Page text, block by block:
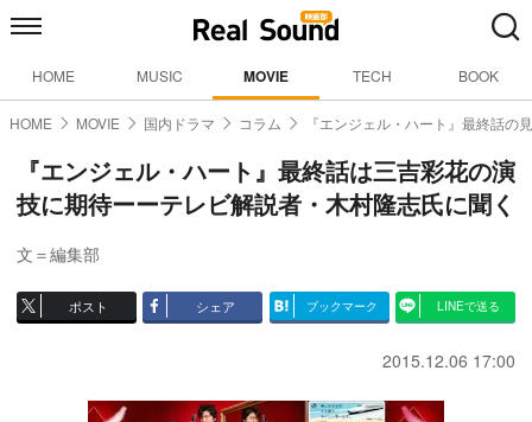
HOME MUSIC MOVIE TECH BOOK
HOME MOVIE 国内ドラマ コラム 『エンジェル・ハート』最終話の
『エンジェル・ハート』最終話は三吉彩花の演
技に期待ーーテレビ解説者・木村隆志氏に聞く
文＝編集部
ポスト シェア ブックマーク LINEで送る
2015.12.06 17:00